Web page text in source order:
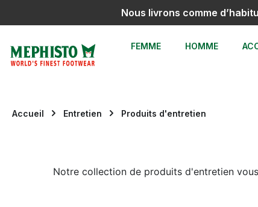
Passer à la navigation principale
Nous livrons comme
FEMME HOMME
Accueil Entretien Produits d'entretien
Notre collection de produits d'entretien